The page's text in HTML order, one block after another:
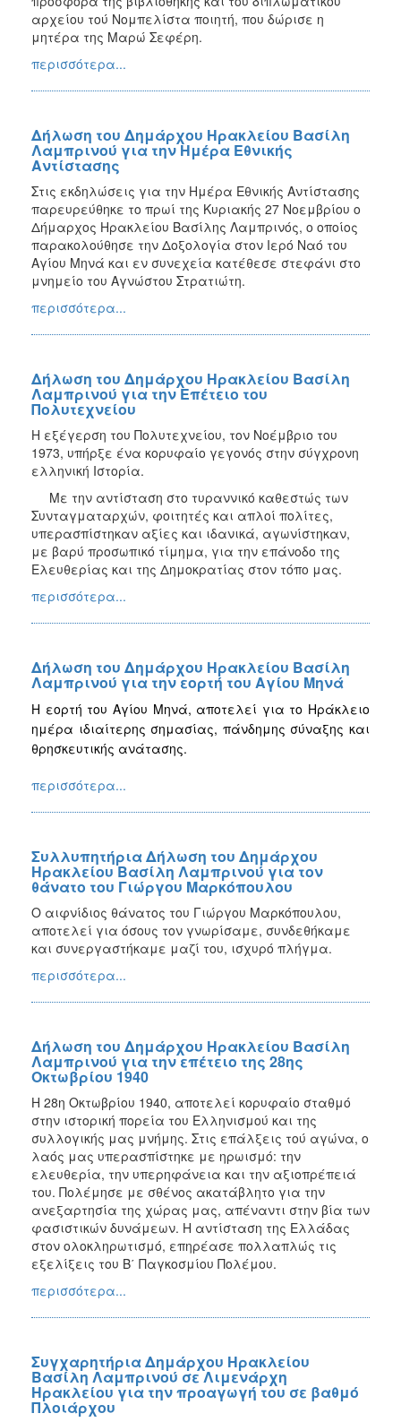
αρχείου τού Νομπελίστα ποιητή, που δώρισε η
μητέρα της Μαρώ Σεφέρη.
περισσότερα...
Δήλωση του Δημάρχου Ηρακλείου Βασίλη
Λαμπρινού για την Ημέρα Εθνικής
Αντίστασης
Στις εκδηλώσεις για την Ημέρα Εθνικής Αντίστασης
παρευρεύθηκε το πρωί της Κυριακής 27 Νοεμβρίου ο
Δήμαρχος Ηρακλείου Βασίλης Λαμπρινός, ο οποίος
παρακολούθησε την Δοξολογία στον Ιερό Ναό του
Αγίου Μηνά και εν συνεχεία κατέθεσε στεφάνι στο
μνημείο του Αγνώστου Στρατιώτη.
περισσότερα...
Δήλωση του Δημάρχου Ηρακλείου Βασίλη
Λαμπρινού για την Επέτειο του
Πολυτεχνείου
Η εξέγερση του Πολυτεχνείου, τον Νοέμβριο του
1973, υπήρξε ένα κορυφαίο γεγονός στην σύγχρονη
ελληνική Ιστορία.
Με την αντίσταση στο τυραννικό καθεστώς των
Συνταγματαρχών, φοιτητές και απλοί πολίτες,
υπερασπίστηκαν αξίες και ιδανικά, αγωνίστηκαν,
με βαρύ προσωπικό τίμημα, για την επάνοδο της
Ελευθερίας και της Δημοκρατίας στον τόπο μας.
περισσότερα...
Δήλωση του Δημάρχου Ηρακλείου Βασίλη
Λαμπρινού για την εορτή του Αγίου Μηνά
Η εορτή του Αγίου Μηνά, αποτελεί για το Ηράκλειο
ημέρα ιδιαίτερης σημασίας, πάνδημης σύναξης και
θρησκευτικής ανάτασης.
περισσότερα...
Συλλυπητήρια Δήλωση του Δημάρχου
Ηρακλείου Βασίλη Λαμπρινού για τον
θάνατο του Γιώργου Μαρκόπουλου
Ο αιφνίδιος θάνατος του Γιώργου Μαρκόπουλου,
αποτελεί για όσους τον γνωρίσαμε, συνδεθήκαμε
και συνεργαστήκαμε μαζί του, ισχυρό πλήγμα.
περισσότερα...
Δήλωση του Δημάρχου Ηρακλείου Βασίλη
Λαμπρινού για την επέτειο της 28ης
Οκτωβρίου 1940
Η 28η Οκτωβρίου 1940, αποτελεί κορυφαίο σταθμό
στην ιστορική πορεία του Ελληνισμού και της
συλλογικής μας μνήμης. Στις επάλξεις τού αγώνα, ο
λαός μας υπερασπίστηκε με ηρωισμό: την
ελευθερία, την υπερηφάνεια και την αξιοπρέπειά
του. Πολέμησε με σθένος ακατάβλητο για την
ανεξαρτησία της χώρας μας, απέναντι στην βία των
φασιστικών δυνάμεων. Η αντίσταση της Ελλάδας
στον ολοκληρωτισμό, επηρέασε πολλαπλώς τις
εξελίξεις του Β΄ Παγκοσμίου Πολέμου.
περισσότερα...
Συγχαρητήρια Δημάρχου Ηρακλείου
Βασίλη Λαμπρινού σε Λιμενάρχη
Ηρακλείου για την προαγωγή του σε βαθμό
Πλοιάρχου